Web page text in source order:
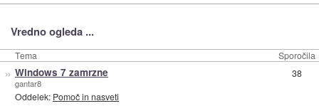
Vredno ogleda ...
Tema Sporočila
» Windows 7 zamrzne
gantar8
Oddelek: Pomoč in nasveti
38